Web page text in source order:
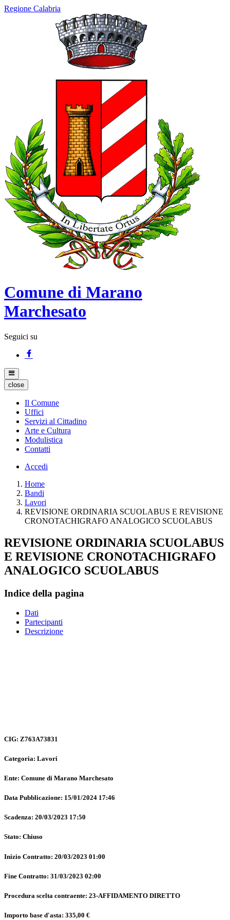
Regione Calabria
Comune di Marano
Marchesato
Seguici su
close
Il Comune
Uffici
Servizi al Cittadino
Arte e Cultura
Modulistica
Contatti
Accedi
Home
Bandi
Lavori
REVISIONE ORDINARIA SCUOLABUS E REVISIONE
CRONOTACHIGRAFO ANALOGICO SCUOLABUS
REVISIONE ORDINARIA SCUOLABUS
E REVISIONE CRONOTACHIGRAFO
ANALOGICO SCUOLABUS
Indice della pagina
Dati
Partecipanti
Descrizione
CIG: Z763A73831
Categoria: Lavori
Ente: Comune di Marano Marchesato
Data Pubblicazione: 15/01/2024 17:46
Scadenza: 20/03/2023 17:50
Stato: Chiuso
Inizio Contratto: 20/03/2023 01:00
Fine Contratto: 31/03/2023 02:00
Procedura scelta contraente: 23-AFFIDAMENTO DIRETTO
Importo base d'asta: 335,00 €